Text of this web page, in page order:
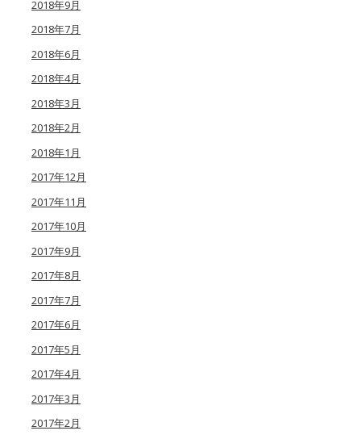
2018年9月
2018年7月
2018年6月
2018年4月
2018年3月
2018年2月
2018年1月
2017年12月
2017年11月
2017年10月
2017年9月
2017年8月
2017年7月
2017年6月
2017年5月
2017年4月
2017年3月
2017年2月